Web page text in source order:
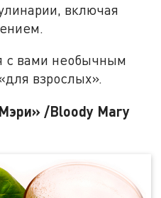
включая
с вами необычным
взрослых».
/Bloody Mary